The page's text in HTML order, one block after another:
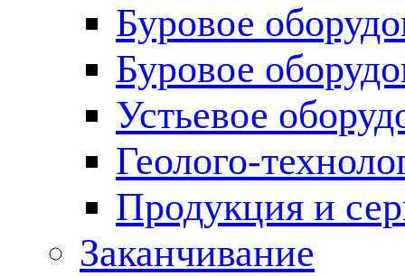
Буровое
Буровое
Устьевое
Геолого-
Продукция и
Заканчивание